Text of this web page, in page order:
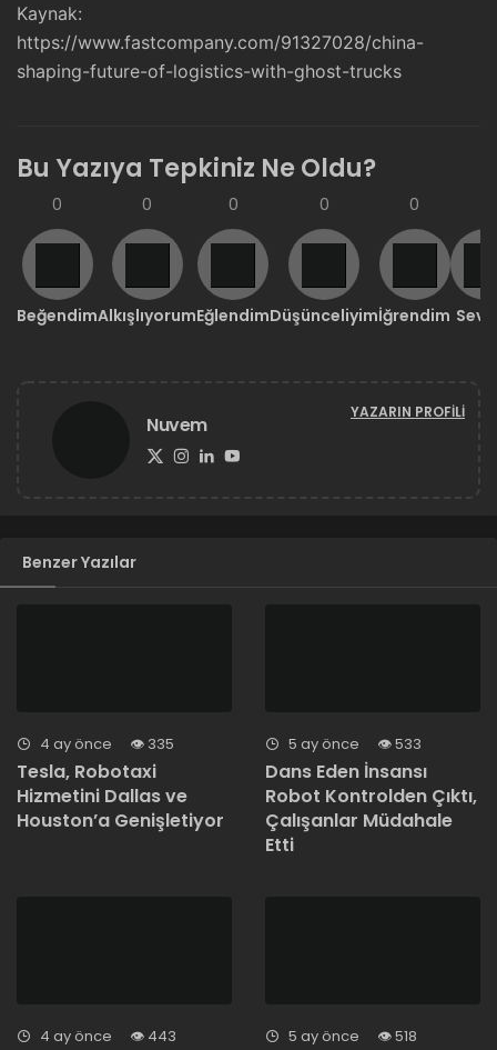
Kaynak:
https://www.fastcompany.com/91327028/china-
shaping-future-of-logistics-with-ghost-trucks
Bu Yazıya Tepkiniz Ne Oldu?
0
Beğendim
0
Alkışlıyorum
0
Eğlendim
0
Düşünceliyim
0
İğrendim
Nuvem YAZARIN PROFILI
Benzer Yazılar
4 ay önce 335
Tesla, Robotaxi
Hizmetini Dallas ve
Houston’a Genişletiyor
5 ay önce 533
Dans Eden İnsansı
Robot Kontrolden Çıktı,
Çalışanlar Müdahale
Etti
4 ay önce 443 5 ay önce 518